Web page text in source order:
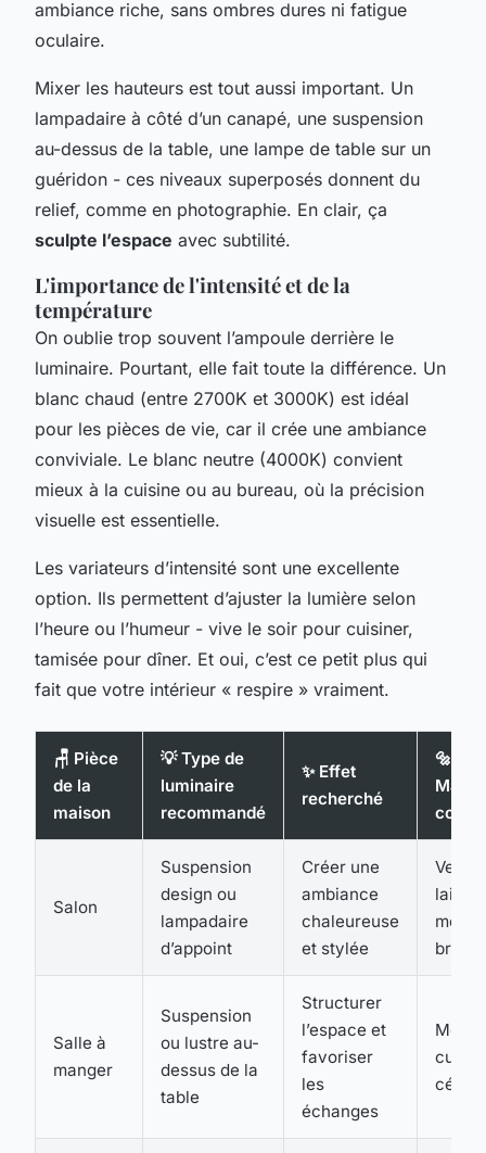
ambiance riche, sans ombres dures ni fatigue
oculaire.
Mixer les hauteurs est tout aussi important. Un
lampadaire à côté d’un canapé, une suspension
au-dessus de la table, une lampe de table sur un
guéridon - ces niveaux superposés donnent du
relief, comme en photographie. En clair, ça
sculpte l’espace avec subtilité.
L'importance de l'intensité et de la
température
On oublie trop souvent l’ampoule derrière le
luminaire. Pourtant, elle fait toute la différence. Un
blanc chaud (entre 2700K et 3000K) est idéal
pour les pièces de vie, car il crée une ambiance
conviviale. Le blanc neutre (4000K) convient
mieux à la cuisine ou au bureau, où la précision
visuelle est essentielle.
Les variateurs d’intensité sont une excellente
option. Ils permettent d’ajuster la lumière selon
l’heure ou l’humeur - vive le soir pour cuisiner,
tamisée pour dîner. Et oui, c’est ce petit plus qui
fait que votre intérieur « respire » vraiment.
🪑 Pièce
de la
maison
💡 Type de
luminaire
recommandé
✨ Effet
recherché
🔩
Salon
Suspension
design ou
lampadaire
d’appoint
Créer une
ambiance
chaleureuse
et stylée
Verre,
laiton,
métal
Salle à
manger
Suspension
ou lustre au-
dessus de la
table
Structurer
l’espace et
favoriser
les
échanges
Métal